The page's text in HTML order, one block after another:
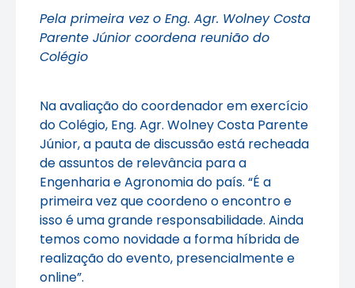
Pela primeira vez o Eng. Agr. Wolney Costa
Parente Júnior coordena reunião do
Colégio
Na avaliação do coordenador em exercício
do Colégio, Eng. Agr. Wolney Costa Parente
Júnior, a pauta de discussão está recheada
de assuntos de relevância para a
Engenharia e Agronomia do país. “É a
primeira vez que coordeno o encontro e
isso é uma grande responsabilidade. Ainda
temos como novidade a forma híbrida de
realização do evento, presencialmente e
online”.